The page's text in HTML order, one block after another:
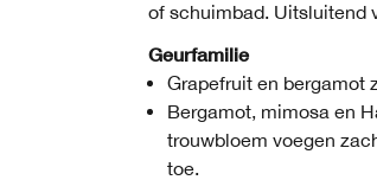
of schuimbad. Uitsluitend
Geurfamilie
Grapefruit en bergamot
Bergamot, mimosa en
trouwbloem voegen
toe.